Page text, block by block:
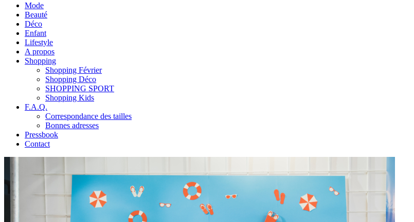
Mode
Beauté
Déco
Enfant
Lifestyle
A propos
Shopping
Shopping Février
Shopping Déco
SHOPPING SPORT
Shopping Kids
F.A.Q.
Correspondance des tailles
Bonnes adresses
Pressbook
Contact